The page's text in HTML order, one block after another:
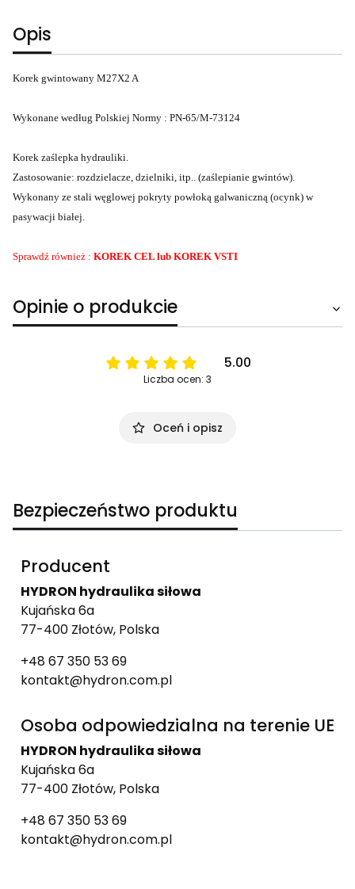
Opis
Korek gwintowany M27X2 A
Wykonane według Polskiej Normy : PN-65/M-73124
Korek zaślepka hydrauliki.
Zastosowanie: rozdzielacze, dzielniki, itp.. (zaślepianie gwintów).
Wykonany ze stali węglowej pokryty powłoką galwaniczną (ocynk) w
pasywacji białej.
Sprawdź również : KOREK CEL lub KOREK VSTI
Opinie o produkcie
5.00
Liczba ocen: 3
Oceń i opisz
Bezpieczeństwo produktu
Producent
HYDRON hydraulika siłowa
Kujańska 6a
77-400 Złotów, Polska
+48 67 350 53 69
kontakt@hydron.com.pl
Osoba odpowiedzialna na terenie UE
HYDRON hydraulika siłowa
Kujańska 6a
77-400 Złotów, Polska
+48 67 350 53 69
kontakt@hydron.com.pl